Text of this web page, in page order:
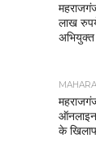
लाख
अभियुक्त
के